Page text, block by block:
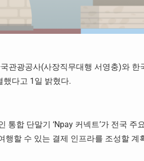
관광공사(사장직무대행 서영충)와
했다고 1일 밝혔다.
통합 단말기 ‘Npay 커넥트’가 전국
행할 수 있는 결제 인프라를 조성할 계